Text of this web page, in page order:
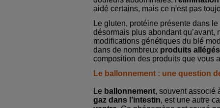
aidé certains, mais ce n'est pas
Le gluten, protéine présente dans
désormais plus abondant qu’avant,
modifications génétiques du blé
dans de nombreux produits allégés
composition des produits que vous
Le ballonnement : une question
Le ballonnement, souvent associé
gaz dans l’intestin, est une autre